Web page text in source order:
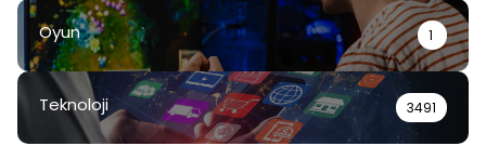
Oyun 1
Teknoloji 3491